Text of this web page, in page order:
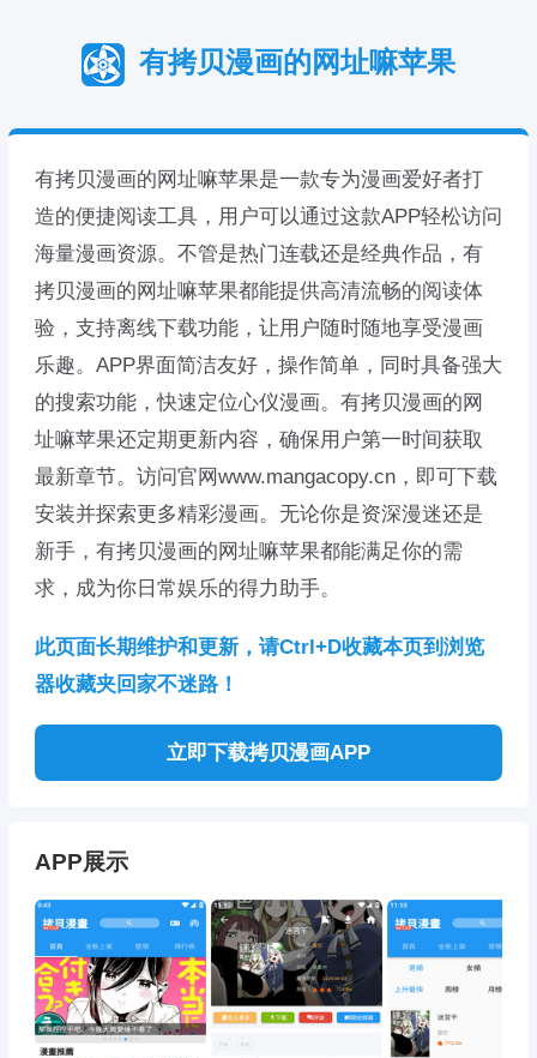
有拷贝漫画的网址嘛苹果
有拷贝漫画的网址嘛苹果是一款专为漫画爱好者打
造的便捷阅读工具，用户可以通过这款APP轻松访问
海量漫画资源。不管是热门连载还是经典作品，有
拷贝漫画的网址嘛苹果都能提供高清流畅的阅读体
验，支持离线下载功能，让用户随时随地享受漫画
乐趣。APP界面简洁友好，操作简单，同时具备强大
的搜索功能，快速定位心仪漫画。有拷贝漫画的网
址嘛苹果还定期更新内容，确保用户第一时间获取
最新章节。访问官网www.mangacopy.cn，即可下载
安装并探索更多精彩漫画。无论你是资深漫迷还是
新手，有拷贝漫画的网址嘛苹果都能满足你的需
求，成为你日常娱乐的得力助手。
此页面长期维护和更新，请Ctrl+D收藏本页到浏览
器收藏夹回家不迷路！
立即下载拷贝漫画APP
APP展示